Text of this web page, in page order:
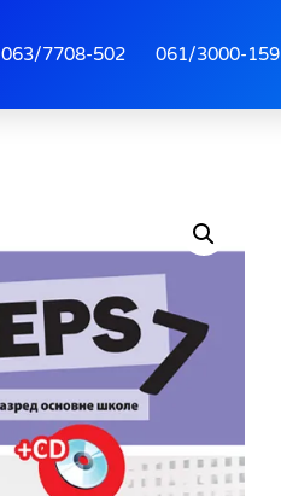
063/7708-502 061/3000-159